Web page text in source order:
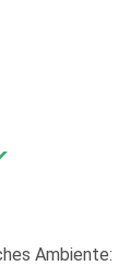
Ambiente: